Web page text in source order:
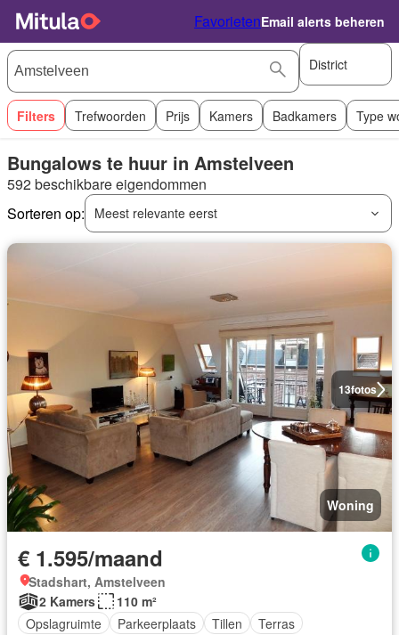
FavorietenEmail alerts beheren
District
Filters Trefwoorden Prijs Kamers Badkamers Type
Bungalows te huur in Amstelveen
592 beschikbare eigendommen
Sorteren op:
Meest relevante eerst
13fotos
Woning
€ 1.595/maand
Stadshart, Amstelveen
2 Kamers
110 m²
Opslagruimte
Parkeerplaats Tillen Terras